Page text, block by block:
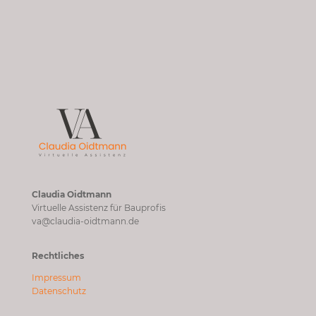
Claudia Oidtmann
Virtuelle Assistenz für Bauprofis
va@claudia-oidtmann.de
Rechtliches
Impressum
Datenschutz